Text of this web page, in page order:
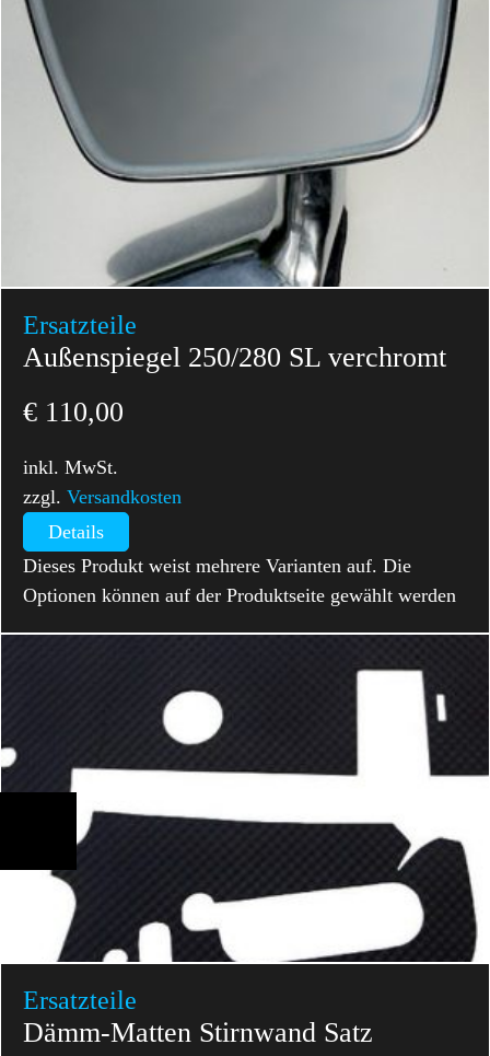
Ersatzteile
Außenspiegel 250/280 SL verchromt
€ 110,00
inkl. MwSt.
zzgl.Versandkosten
Details
Dieses Produkt weist mehrere Varianten auf. Die
Optionen können auf der Produktseite gewählt werden
Ersatzteile
Dämm-Matten Stirnwand Satz